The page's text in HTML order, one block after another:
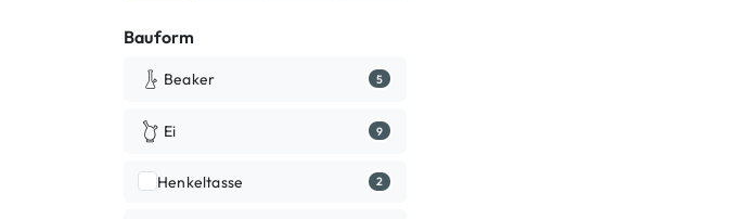
Bauform
Beaker 5
Ei 9
Henkeltasse 2